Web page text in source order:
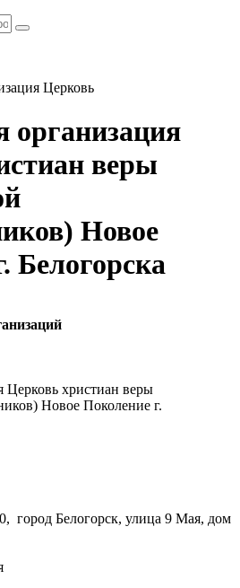
Церковь
организация
веры
Новое
Белогорска
Церковь христиан веры
Новое Поколение г.
город Белогорск, улица 9 Мая, дом